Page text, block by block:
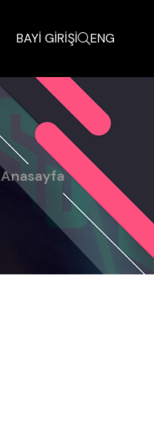
BAYİ GİRİŞİ ENG
Anasayfa